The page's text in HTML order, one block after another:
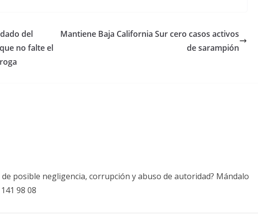
del
no falte el
Mantiene Baja California Sur cero casos activos
de sarampión
posible negligencia, corrupción y abuso de autoridad? Mándalo
98 08